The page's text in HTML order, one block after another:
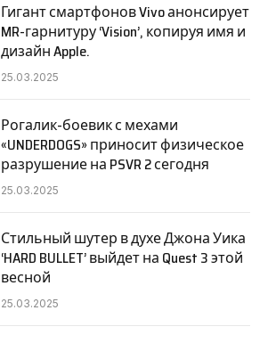
Гигант смартфонов Vivo анонсирует
MR-гарнитуру ‘Vision’, копируя имя и
дизайн Apple.
25.03.2025
Рогалик-боевик с мехами
«UNDERDOGS» приносит физическое
разрушение на PSVR 2 сегодня
25.03.2025
Стильный шутер в духе Джона Уика
‘HARD BULLET’ выйдет на Quest 3 этой
весной
25.03.2025